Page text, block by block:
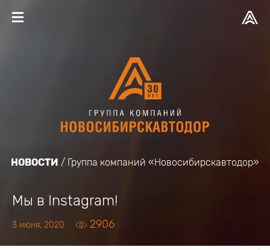
НОВОСТИ Группа компаний «Новосибирскавтодор»
Мы в Instagram!
3 июня, 2020 2906